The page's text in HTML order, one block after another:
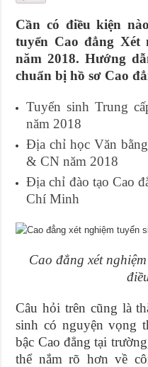
Cần có điều kiện
tuyển Cao đẳng
năm 2018. Hướng
chuẩn bị hồ sơ Cao
Tuyển sinh Trung
năm 2018
Địa chỉ học Văn
& CN năm 2018
Địa chỉ đào tạo Cao
Chí Minh
Cao đẳng xét
Câu hỏi trên cũng là
sinh có nguyện vọng
bậc Cao đẳng tại
thể nắm rõ hơn về